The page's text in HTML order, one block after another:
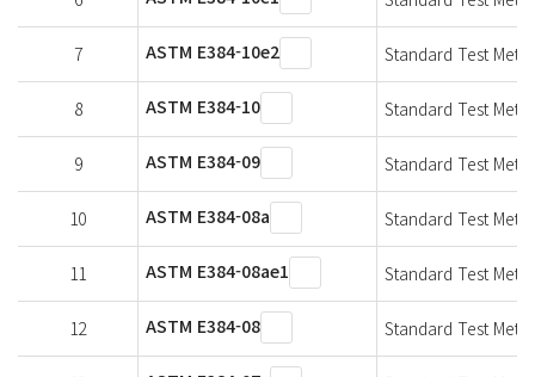
7 ASTM E384-10e2 Standard Test
8 ASTM E384-10 Standard Test
9 ASTM E384-09 Standard Test
10 ASTM E384-08a Standard Test
11 ASTM E384-08ae1 Standard Test
12 ASTM E384-08 Standard Test